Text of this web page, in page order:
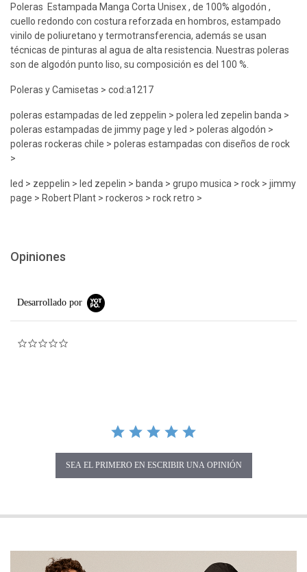
Poleras Estampada Manga Corta Unisex , de 100% algodón ,
cuello redondo con costura reforzada en hombros, estampado
vinilo de poliuretano y termotransferencia, además se usan
técnicas de pinturas al agua de alta resistencia. Nuestras poleras
son de algodón punto liso, su composición es del 100 %.
Poleras y Camisetas > cod:a1217
poleras estampadas de led zeppelin > polera led zepelin banda >
poleras estampadas de jimmy page y led > poleras algodón >
poleras rockeras chile > poleras estampadas con diseños de rock
>
led > zeppelin > led zepelin > banda > grupo musica > rock > jimmy
page > Robert Plant > rockeros > rock retro >
Opiniones
Desarrollado por
SEA EL PRIMERO EN ESCRIBIR UNA OPINIÓN